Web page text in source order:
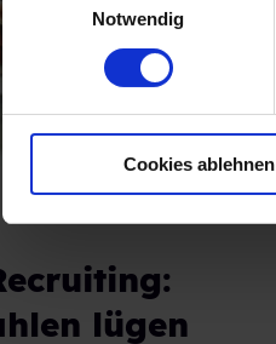
i
g
n
g
s
Notwendig
Cookies ablehnen
lügen